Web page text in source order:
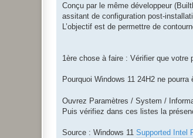
Conçu par le même développeur
assitant de configuration post-
L’objectif est de permettre de
1ère chose à faire : Vérifier que
Pourquoi Windows 11 24H2 ne
Ouvrez Paramètres / System /
Puis vérifiez dans ces listes la
Source : Windows 11 Supported Intel